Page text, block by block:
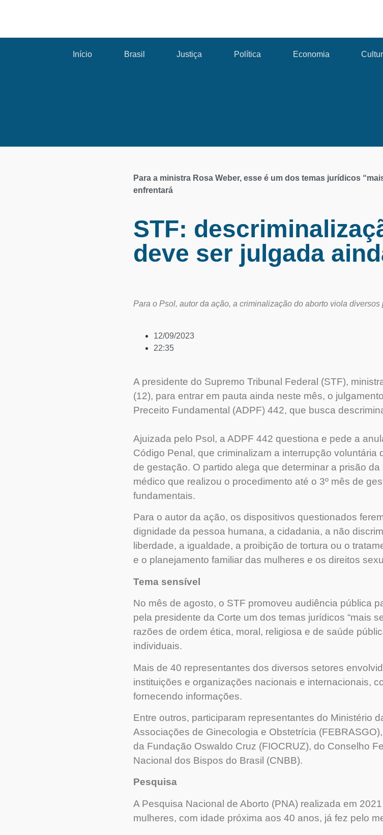
Início Brasil Justiça Política Economia
Para a ministra Rosa Weber, esse é um dos temas jurídicos
enfrentará
STF:
deve ser julgada
Para o Psol, autor da ação, a criminalização do aborto viola
12/09/2023
22:35
A presidente do Supremo Tribunal Federal (STF),
(12), para entrar em pauta ainda neste mês, o
Preceito Fundamental (ADPF) 442, que busca
Ajuizada pelo Psol, a ADPF 442 questiona e pede a
Código Penal, que criminalizam a interrupção
de gestação. O partido alega que determinar a prisão
médico que realizou o procedimento até o 3º mês de
fundamentais.
Para o autor da ação, os dispositivos questionados
dignidade da pessoa humana, a cidadania, a não
liberdade, a igualdade, a proibição de tortura ou o
e o planejamento familiar das mulheres e os direitos
Tema sensível
No mês de agosto, o STF promoveu audiência pública
pela presidente da Corte um dos temas jurídicos “mais
razões de ordem ética, moral, religiosa e de saúde
individuais.
Mais de 40 representantes dos diversos setores
instituições e organizações nacionais e internacionais,
fornecendo informações.
Entre outros, participaram representantes do Ministério
Associações de Ginecologia e Obstetrícia
da Fundação Oswaldo Cruz (FIOCRUZ), do Conselho
Nacional dos Bispos do Brasil (CNBB).
Pesquisa
A Pesquisa Nacional de Aborto (PNA) realizada em
mulheres, com idade próxima aos 40 anos, já fez pelo